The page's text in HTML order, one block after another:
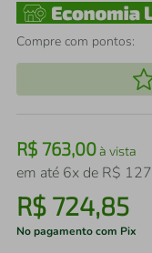
Compre com pontos:
R$ 763,00à vista
em até 6x de R$ 127
R$ 724,85
No pagamento com Pix